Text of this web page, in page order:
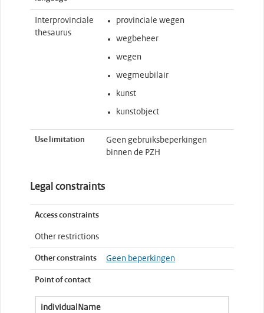
Interprovinciale
thesaurus
provinciale wegen
wegbeheer
wegen
wegmeubilair
kunst
kunstobject
Use limitation
Geen gebruiksbeperkingen
binnen de PZH
Legal constraints
Access constraints
Other restrictions
Other constraints Geen beperkingen
Point of contact
individualName